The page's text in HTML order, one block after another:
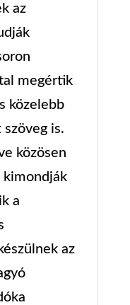
az
megértik
közelebb
is.
közösen
kimondják
a
az